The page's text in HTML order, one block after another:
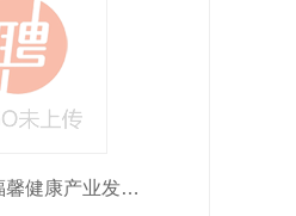
马鞍山市福馨健康产业发展有限公司